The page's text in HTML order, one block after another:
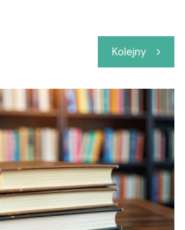
Kolejny